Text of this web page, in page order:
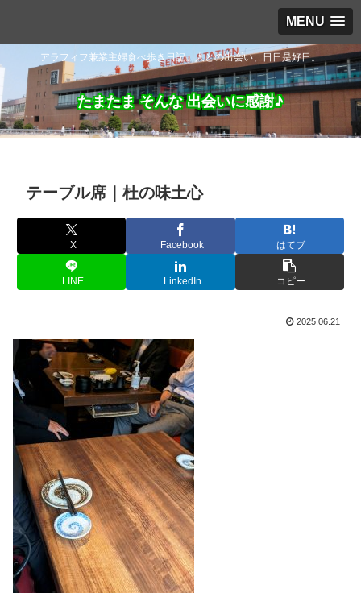
MENU
アラフィフ兼業主婦食べ歩き日記。人との出会い、日日是好日。
たまたま そんな 出会いに感謝♪
テーブル席｜杜の味土心
X Facebook はてブ
LINE LinkedIn コピー
2025.06.21